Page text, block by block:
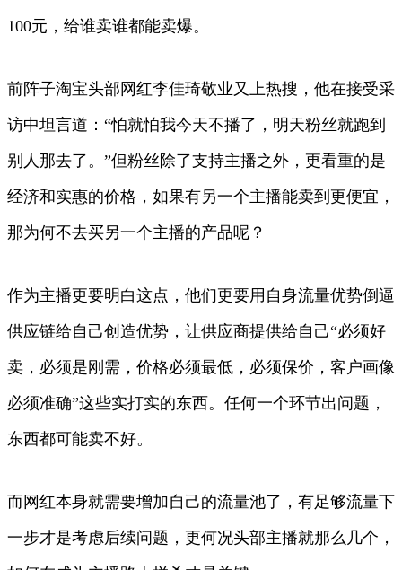
100元，给谁卖谁都能卖爆。
前阵子淘宝头部网红李佳琦敬业又上热搜，他在接受采
访中坦言道：“怕就怕我今天不播了，明天粉丝就跑到
别人那去了。”但粉丝除了支持主播之外，更看重的是
经济和实惠的价格，如果有另一个主播能卖到更便宜，
那为何不去买另一个主播的产品呢？
作为主播更要明白这点，他们更要用自身流量优势倒逼
供应链给自己创造优势，让供应商提供给自己“必须好
卖，必须是刚需，价格必须最低，必须保价，客户画像
必须准确”这些实打实的东西。任何一个环节出问题，
东西都可能卖不好。
而网红本身就需要增加自己的流量池了，有足够流量下
一步才是考虑后续问题，更何况头部主播就那么几个，